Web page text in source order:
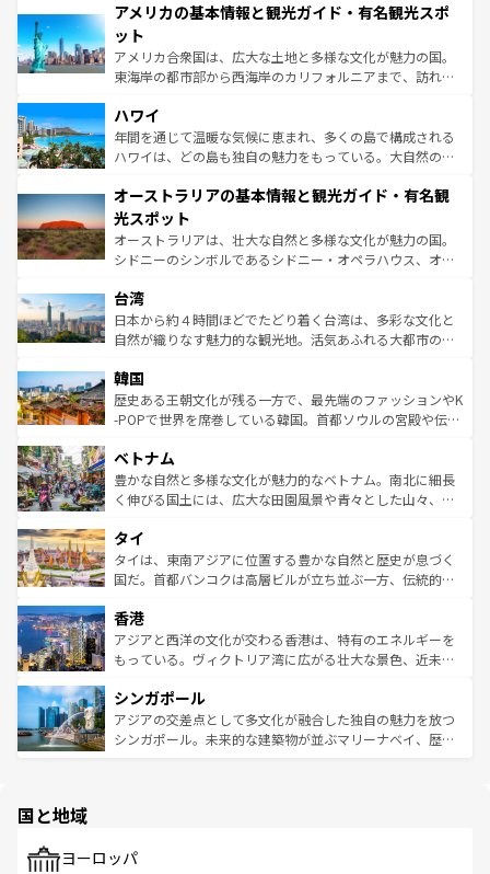
ンツ一覧を参照してほしい。
の建物がそのまま残る町や、スイスならではのユニークな
博物館もあり、アルプス観光だけでなく町歩きも満喫する
ことができる。国民の所得が高いため物価も高いが、旅行
者向けの交通パス提供のサービスもあり、うまく活用すれ
着のスイス情報は
アメリカの基本情報と観光ガイド・有名観光スポ
ット
アメリカ合衆国は、広大な土地と多様な文化が魅力の国。
東海岸の都市部から西海岸のカリフォルニアまで、訪れる
のような巨大都市は、観光、ショッピング、エンターテイ
ンメントが詰まった刺激的なスポットだ。一方、アメリカ
西部には大自然が広がり、グランドキャニオンやイエロー
部のニューオーリンズでは、音楽と美食が融合した独特の
文化が魅力。旅行者はアメリカの各地域で異なる魅力を楽
しみながら、その多様性と豊かな歴史を感じることができ
るだろう。車でのロードトリップや列車の旅も、アメリカ
情報は
ハワイ
年間を通じて温暖な気候に恵まれ、多くの島で構成される
ハワイは、どの島も独自の魅力をもっている。大自然の神
ワイ島は見逃せない。また、定番の観光地といえばオアフ
島だが、静かな自然を求めるならマウイ島やカウアイ島が
おすすめ。エメラルドグリーンに輝く海をはじめ、豊かな
文化や歴史が息づいている。「アロハスピリット」と呼ば
人々、おいしいローカルフードやハワイアンミュージッ
ク、伝統的なフラダンスなど、すべてがハワイの魅力を彩
っている。訪れるたびに新しい発見と感動が待っているハ
はコンテンツ一覧
オーストラリアの基本情報と観光ガイド・有名観
光スポット
オーストラリアは、壮大な自然と多様な文化が魅力の国。
シドニーのシンボルであるシドニー・オペラハウス、オー
リアリーフや大陸中央部にそびえるウルル（エアーズロッ
ク）、タスマニアの美しい原生林やケアンズの熱帯雨林な
ど、見どころがたくさん。また、カフェやワイン、オージ
いる。アクティビティも充実しており、サーフィンやダイ
ビング、ハイキングなど、アウトドア好きにはたまらな
い。オーストラリアの多彩な魅力を存分に味わいつくそ
参照してほしい。
台湾
日本から約４時間ほどでたどり着く台湾は、多彩な文化と
自然が織りなす魅力的な観光地。活気あふれる大都市の台
ン）、静ひつな山岳地帯である台湾東部など、都市の喧騒
と山間の静けさが共存しており、訪れる人に新しい発見と
驚きをもたらしてくれる。また、奥深い台湾の食文化も魅
容にもいいと評判のスイーツなど、バラエティ豊かな料理
が味わえる。 なお、新着の台湾情報は コンテンツ一覧を参
照してほしい。
韓国
歴史ある王朝文化が残る一方で、最先端のファッションやK
-POPで世界を席巻している韓国。首都ソウルの宮殿や伝統
き、地方に足を延ばせば四季折々の自然美を楽しむことが
できる。そして、キムチや焼肉、絶品のストリートフード
まで、さまざまな韓国料理が待っている。夜には、韓国な
リティに包まれながら、韓国の多彩な魅力を心ゆくまで味
わってみてほしい。 なお、新着の韓国情報はコンテンツ一
覧を参照してほしい。
ベトナム
豊かな自然と多様な文化が魅力的なベトナム。南北に細長
く伸びる国土には、広大な田園風景や青々とした山々、世
急速な発展と共に伝統が息づく。ハノイの古い町並みやホ
ーチミン市のフランス統治時代の建物も、独特の雰囲気を
醸し出している。また、バラエティの豊かさとおいしさで
とつ。フォーやバインミー、ベトナムコーヒーなどは、ぜ
ひ現地で味わいたい。どの地域を訪れてもあたたかい人々
が旅行者を迎えてくれるので、きっと忘れられない旅にな
参照してほしい。
タイ
タイは、東南アジアに位置する豊かな自然と歴史が息づく
国だ。首都バンコクは高層ビルが立ち並ぶ一方、伝統的な
の活気が交差している。北部ではチェンマイなどの山岳地
帯で自然と触れ合い、南部ではプーケットやクラビの美し
いビーチでリゾート気分を楽しむことができる。タイ料理
激する。気候は一年中温暖で、どの季節にも異なる楽しみ
が待っている。親しみやすいタイの人々、仏教を中心とし
た文化、そして多様な観光資源が、訪れる旅人を魅了し続
香港
アジアと西洋の文化が交わる香港は、特有のエネルギーを
もっている。ヴィクトリア湾に広がる壮大な景色、近未来
み、どこを訪れても感動するはず。観光スポットが密集し
ており、効率よく見どころを回れるのも魅力。息をのむよ
うな絶景から文化的な体験まで、香港を存分に楽しみ尽く
シンガポール
アジアの交差点として多文化が融合した独自の魅力を放つ
シンガポール。未来的な建築物が並ぶマリーナベイ、歴史
で、ホーカーズは地元の風情を楽しめる外せないスポット
国と地域
ヨーロッパ